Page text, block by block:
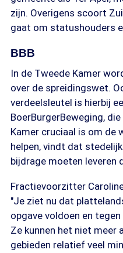
zijn. Overigens scoort
gaat om statushouders
BBB
In de Tweede Kamer
over de spreidingswet.
verdeelsleutel is hierbij
BoerBurgerBeweging,
Kamer cruciaal is om de
helpen, vindt dat
bijdrage moeten leveren
Fractievoorzitter
"Je ziet nu dat
opgave voldoen en
Ze kunnen het niet meer
gebieden relatief veel